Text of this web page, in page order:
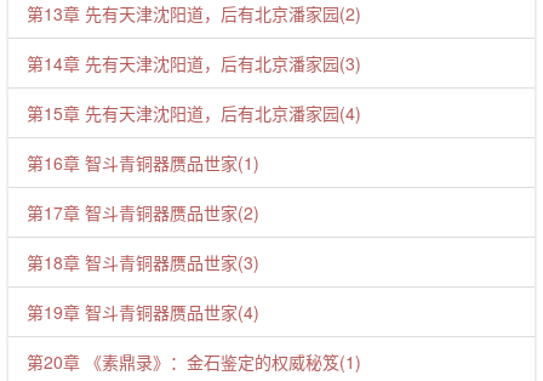
第13章 先有天津沈阳道，后有北京潘家园(2)
第14章 先有天津沈阳道，后有北京潘家园(3)
第15章 先有天津沈阳道，后有北京潘家园(4)
第16章 智斗青铜器赝品世家(1)
第17章 智斗青铜器赝品世家(2)
第18章 智斗青铜器赝品世家(3)
第19章 智斗青铜器赝品世家(4)
第20章 《素鼎录》：金石鉴定的权威秘笈(1)